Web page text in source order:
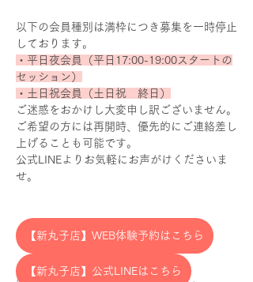
以下の会員種別は満枠につき募集を一時停止
しております。
・平日夜会員（平日17:00-19:00スタートの
セッション）
・土日祝会員（土日祝　終日）
ご迷惑をおかけし大変申し訳ございません。
ご希望の方には再開時、優先的にご連絡差し
上げることも可能です。
公式LINEよりお気軽にお声がけくださいま
せ。
【新丸子店】WEB体験予約はこちら
【新丸子店】公式LINEはこちら